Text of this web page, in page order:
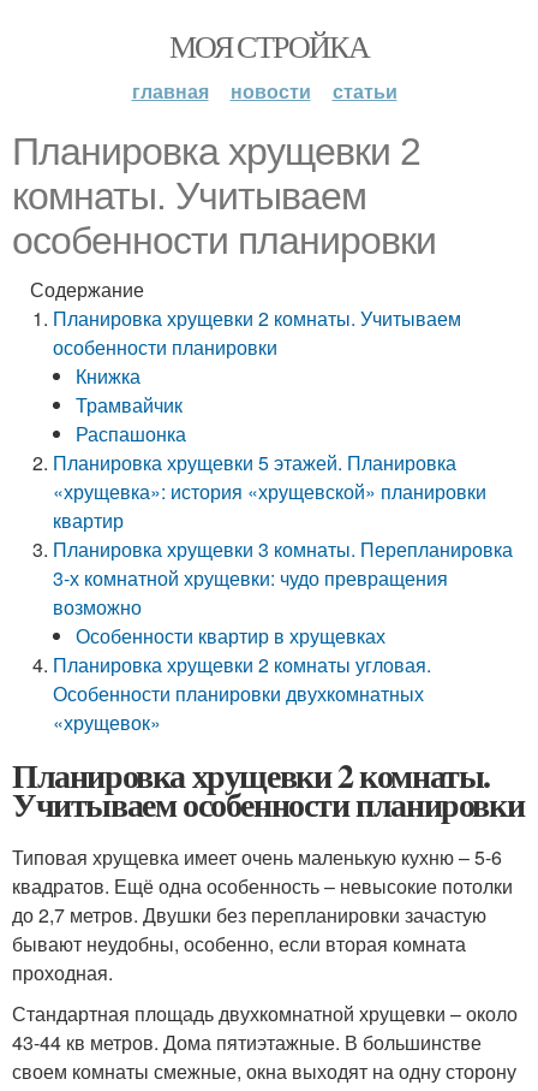
МОЯ СТРОЙКА
главная новости статьи
Планировка хрущевки 2
комнаты. Учитываем
особенности планировки
Содержание
Планировка хрущевки 2 комнаты. Учитываем
особенности планировки
Книжка
Трамвайчик
Распашонка
Планировка хрущевки 5 этажей. Планировка
«хрущевка»: история «хрущевской» планировки
квартир
Планировка хрущевки 3 комнаты. Перепланировка
3-х комнатной хрущевки: чудо превращения
возможно
Особенности квартир в хрущевках
Планировка хрущевки 2 комнаты угловая.
Особенности планировки двухкомнатных
«хрущевок»
Планировка хрущевки 2 комнаты.
Учитываем особенности планировки
Типовая хрущевка имеет очень маленькую кухню – 5-6
квадратов. Ещё одна особенность – невысокие потолки
до 2,7 метров. Двушки без перепланировки зачастую
бывают неудобны, особенно, если вторая комната
проходная.
Стандартная площадь двухкомнатной хрущевки – около
43-44 кв метров. Дома пятиэтажные. В большинстве
своем комнаты смежные, окна выходят на одну сторону